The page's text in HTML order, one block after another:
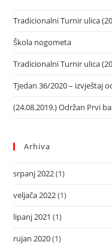
Tradicionalni Turnir ulica
Škola nogometa
Tradicionalni Turnir ulica
Tjedan 36/2020 – izvještaj
(24.08.2019.) Održan Prvi
Arhiva
srpanj 2022(1)
veljača 2022(1)
lipanj 2021 (1)
rujan 2020(1)